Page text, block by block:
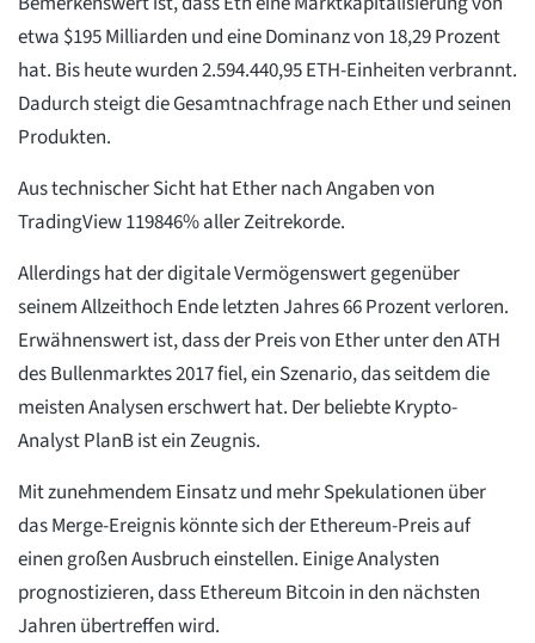
etwa $195 Milliarden und eine Dominanz von 18,29 Prozent
hat. Bis heute wurden 2.594.440,95 ETH-Einheiten verbrannt.
Dadurch steigt die Gesamtnachfrage nach Ether und seinen
Produkten.
Aus technischer Sicht hat Ether nach Angaben von
TradingView 119846% aller Zeitrekorde.
Allerdings hat der digitale Vermögenswert gegenüber
seinem Allzeithoch Ende letzten Jahres 66 Prozent verloren.
Erwähnenswert ist, dass der Preis von Ether unter den ATH
des Bullenmarktes 2017 fiel, ein Szenario, das seitdem die
meisten Analysen erschwert hat. Der beliebte Krypto-
Analyst PlanB ist ein Zeugnis.
Mit zunehmendem Einsatz und mehr Spekulationen über
das Merge-Ereignis könnte sich der Ethereum-Preis auf
einen großen Ausbruch einstellen. Einige Analysten
prognostizieren, dass Ethereum Bitcoin in den nächsten
Jahren übertreffen wird.